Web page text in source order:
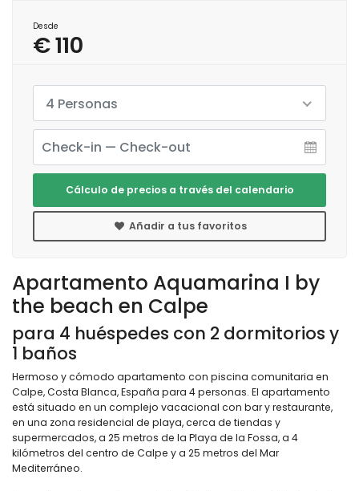
Apartamento Aquamarina I by
the beach en Calpe
para 4 huéspedes con 2 dormitorios y
1 baños
Hermoso y cómodo apartamento con piscina comunitaria en
Calpe, Costa Blanca, España para 4 personas. El apartamento
está situado en un complejo vacacional con bar y restaurante,
en una zona residencial de playa, cerca de tiendas y
supermercados, a 25 metros de la Playa de la Fossa, a 4
kilómetros del centro de Calpe y a 25 metros del Mar
Mediterráneo.
Desde
€ 110
4 Personas
Cálculo de precios a través del calendario
Añadir a tus favoritos